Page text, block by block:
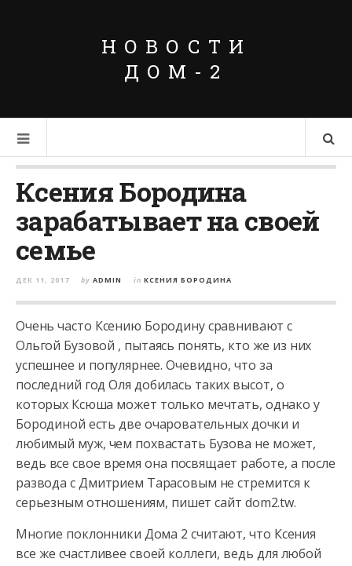
НОВОСТИ
ДОМ-2
Ксения Бородина
зарабатывает на своей
семье
ДЕК 11, 2017 by ADMIN in КСЕНИЯ БОРОДИНА
Очень часто Ксению Бородину сравнивают с
Ольгой Бузовой , пытаясь понять, кто же из них
успешнее и популярнее. Очевидно, что за
последний год Оля добилась таких высот, о
которых Ксюша может только мечтать, однако у
Бородиной есть две очаровательных дочки и
любимый муж, чем похвастать Бузова не может,
ведь все свое время она посвящает работе, а после
развода с Дмитрием Тарасовым не стремится к
серьезным отношениям, пишет сайт dom2.tw.
Многие поклонники Дома 2 считают, что Ксения
все же счастливее своей коллеги, ведь для любой